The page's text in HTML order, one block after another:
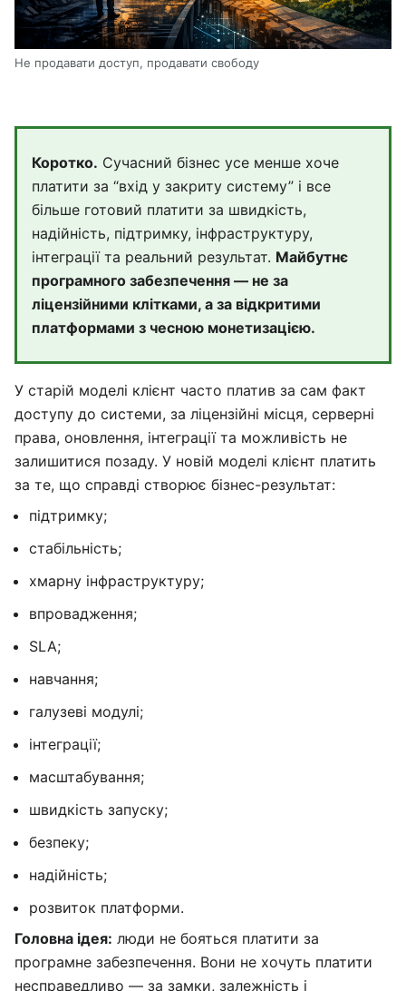
Не продавати доступ, продавати свободу
Коротко. Сучасний бізнес усе менше хоче
платити за “вхід у закриту систему” і все
більше готовий платити за швидкість,
надійність, підтримку, інфраструктуру,
інтеграції та реальний результат. Майбутнє
програмного забезпечення — не за
ліцензійними клітками, а за відкритими
платформами з чесною монетизацією.
У старій моделі клієнт часто платив за сам факт
доступу до системи, за ліцензійні місця, серверні
права, оновлення, інтеграції та можливість не
залишитися позаду. У новій моделі клієнт платить
за те, що справді створює бізнес-результат:
підтримку;
стабільність;
хмарну інфраструктуру;
впровадження;
SLA;
навчання;
галузеві модулі;
інтеграції;
масштабування;
швидкість запуску;
безпеку;
надійність;
розвиток платформи.
Головна ідея: люди не бояться платити за
програмне забезпечення. Вони не хочуть платити
несправедливо — за замки, залежність і